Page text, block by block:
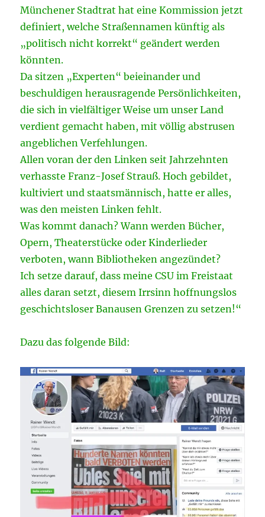
Münchener Stadtrat hat eine Kommission jetzt
definiert, welche Straßennamen künftig als
„politisch nicht korrekt“ geändert werden
könnten.
Da sitzen „Experten“ beieinander und
beschuldigen herausragende Persönlichkeiten,
die sich in vielfältiger Weise um unser Land
verdient gemacht haben, mit völlig abstrusen
angeblichen Verfehlungen.
Allen voran der den Linken seit Jahrzehnten
verhasste Franz-Josef Strauß. Hoch gebildet,
kultiviert und staatsmännisch, hatte er alles,
was den meisten Linken fehlt.
Was kommt danach? Wann werden Bücher,
Opern, Theaterstücke oder Kinderlieder
verboten, wann Bibliotheken angezündet?
Ich setze darauf, dass meine CSU im Freistaat
alles daran setzt, diesem Irrsinn hoffnungslos
geschichtsloser Banausen Grenzen zu setzen!“
Dazu das folgende Bild: